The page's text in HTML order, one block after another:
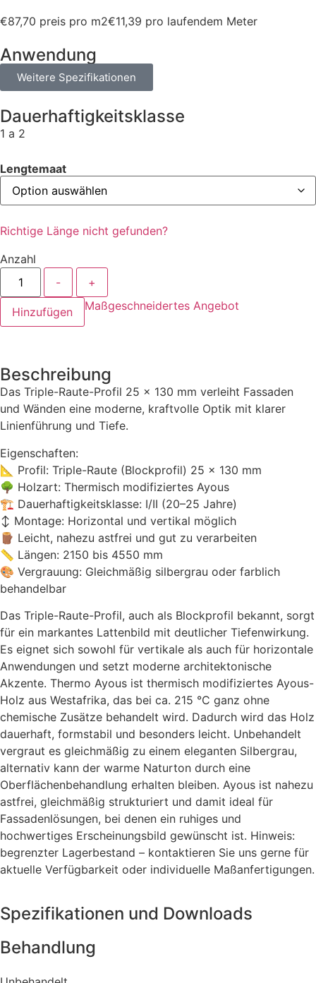
€87,70 preis pro m2€11,39 pro laufendem Meter
Anwendung
Weitere Spezifikationen
Dauerhaftigkeitsklasse
1 a 2
Lengtemaat
Richtige Länge nicht gefunden?
Anzahl
-
+
Hinzufügen Maßgeschneidertes Angebot
Beschreibung
Das Triple-Raute-Profil 25 × 130 mm verleiht Fassaden
und Wänden eine moderne, kraftvolle Optik mit klarer
Linienführung und Tiefe.
Eigenschaften:
📐 Profil: Triple-Raute (Blockprofil) 25 × 130 mm
🌳 Holzart: Thermisch modifiziertes Ayous
🏗 Dauerhaftigkeitsklasse: I/II (20–25 Jahre)
↕️ Montage: Horizontal und vertikal möglich
🪵 Leicht, nahezu astfrei und gut zu verarbeiten
📏 Längen: 2150 bis 4550 mm
🎨 Vergrauung: Gleichmäßig silbergrau oder farblich
behandelbar
Das Triple-Raute-Profil, auch als Blockprofil bekannt, sorgt
für ein markantes Lattenbild mit deutlicher Tiefenwirkung.
Es eignet sich sowohl für vertikale als auch für horizontale
Anwendungen und setzt moderne architektonische
Akzente. Thermo Ayous ist thermisch modifiziertes Ayous-
Holz aus Westafrika, das bei ca. 215 °C ganz ohne
chemische Zusätze behandelt wird. Dadurch wird das Holz
dauerhaft, formstabil und besonders leicht. Unbehandelt
vergraut es gleichmäßig zu einem eleganten Silbergrau,
alternativ kann der warme Naturton durch eine
Oberflächenbehandlung erhalten bleiben. Ayous ist nahezu
astfrei, gleichmäßig strukturiert und damit ideal für
Fassadenlösungen, bei denen ein ruhiges und
hochwertiges Erscheinungsbild gewünscht ist. Hinweis:
begrenzter Lagerbestand – kontaktieren Sie uns gerne für
aktuelle Verfügbarkeit oder individuelle Maßanfertigungen.
Spezifikationen und Downloads
Behandlung